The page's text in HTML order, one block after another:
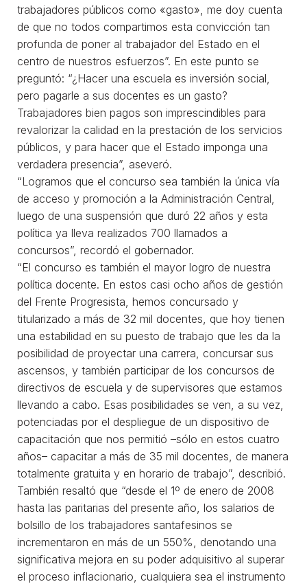
trabajadores públicos como «gasto», me doy cuenta
de que no todos compartimos esta convicción tan
profunda de poner al trabajador del Estado en el
centro de nuestros esfuerzos”. En este punto se
preguntó: “¿Hacer una escuela es inversión social,
pero pagarle a sus docentes es un gasto?
Trabajadores bien pagos son imprescindibles para
revalorizar la calidad en la prestación de los servicios
públicos, y para hacer que el Estado imponga una
verdadera presencia”, aseveró.
“Logramos que el concurso sea también la única vía
de acceso y promoción a la Administración Central,
luego de una suspensión que duró 22 años y esta
política ya lleva realizados 700 llamados a
concursos”, recordó el gobernador.
“El concurso es también el mayor logro de nuestra
política docente. En estos casi ocho años de gestión
del Frente Progresista, hemos concursado y
titularizado a más de 32 mil docentes, que hoy tienen
una estabilidad en su puesto de trabajo que les da la
posibilidad de proyectar una carrera, concursar sus
ascensos, y también participar de los concursos de
directivos de escuela y de supervisores que estamos
llevando a cabo. Esas posibilidades se ven, a su vez,
potenciadas por el despliegue de un dispositivo de
capacitación que nos permitió –sólo en estos cuatro
años– capacitar a más de 35 mil docentes, de manera
totalmente gratuita y en horario de trabajo”, describió.
También resaltó que “desde el 1º de enero de 2008
hasta las paritarias del presente año, los salarios de
bolsillo de los trabajadores santafesinos se
incrementaron en más de un 550%, denotando una
significativa mejora en su poder adquisitivo al superar
el proceso inflacionario, cualquiera sea el instrumento